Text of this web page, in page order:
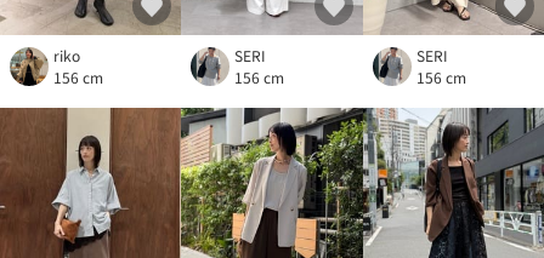
riko
156 cm
SERI
156 cm
SERI
156 cm